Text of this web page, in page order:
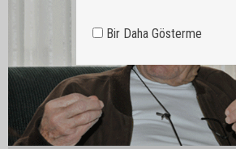
Bir Daha Gösterme